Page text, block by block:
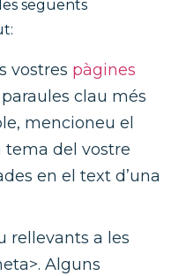
següents
vostres pàgines
clau més
mencioneu el
tema del vostre
en el text d’una
rellevants a les
Alguns